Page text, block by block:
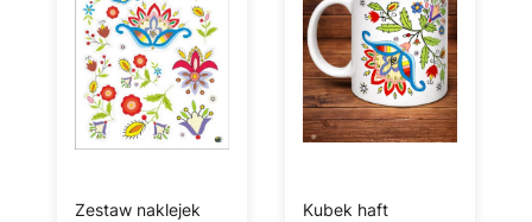
Zestaw naklejek
Kubek haft